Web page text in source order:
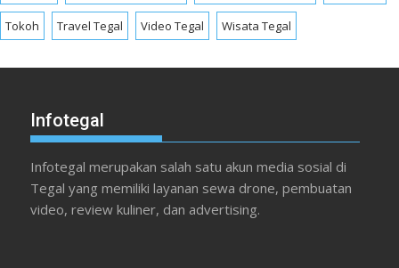
Tokoh Travel Tegal Video Tegal Wisata Tegal
Infotegal
Infotegal merupakan salah satu akun media sosial di
Tegal yang memiliki layanan sewa drone, pembuatan
video, review kuliner, dan advertising.